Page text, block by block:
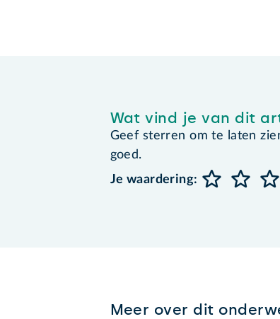
Wat vind je van dit
Geef sterren om te laten
goed.
Je waardering:
Meer over dit